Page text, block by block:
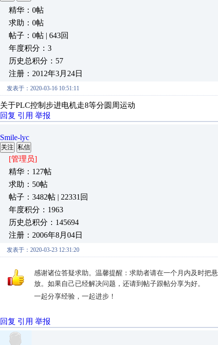
精华：0帖
求助：0帖
帖子：0帖 | 643回
年度积分：3
历史总积分：57
注册：2012年3月24日
发表于：2020-03-16 10:51:11
关于PLC控制步进电机走8等分圆周运动
回复 引用 举报
Smile-lyc
关注 私信
[管理员]
精华：127帖
求助：50帖
帖子：3482帖 | 22331回
年度积分：1963
历史总积分：145694
注册：2006年8月04日
发表于：2020-03-23 12:31:20
感谢诸位答疑求助。温馨提醒：求助者请在一个月内及时把
放。如果自己已经解决问题，还请到帖子跟帖分享为好。
一起分享经验，一起进步！
回复 引用 举报